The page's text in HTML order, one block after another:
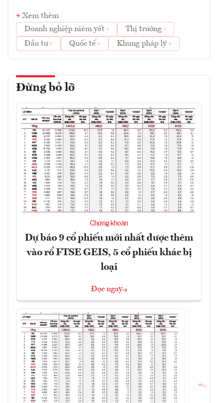
Xem thêm
Doanh nghiệp niêm yết
Thị trường
Đầu tư
Quốc tế Khung pháp lý
Đừng bỏ lỡ
Chứng khoán
Dự báo 9 cổ phiếu mới nhất được thêm
vào rổ FTSE GEIS, 5 cổ phiếu khác bị
loại
Đọc ngay